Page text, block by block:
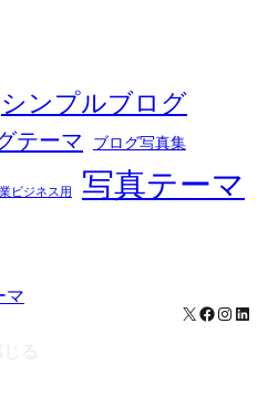
シンプルブログ
テーマ ブログ写真集
ビジネス用 写真テーマ
マ
る
X Facebook